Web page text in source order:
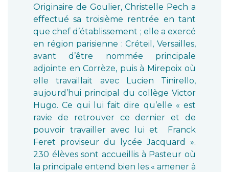
Originaire de Goulier, Christelle Pech a
effectué sa troisième rentrée en tant
que chef d’établissement ; elle a exercé
en région parisienne : Créteil, Versailles,
avant d’être nommée principale
adjointe en Corrèze, puis à Mirepoix où
elle travaillait avec Lucien Tinirello,
aujourd’hui principal du collège Victor
Hugo. Ce qui lui fait dire qu’elle « est
ravie de retrouver ce dernier et de
pouvoir travailler avec lui et Franck
Feret proviseur du lycée Jacquard ».
230 élèves sont accueillis à Pasteur où
la principale entend bien les « amener à